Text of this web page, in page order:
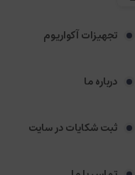
تجهیزات آکواریوم
درباره ما
ثبت شکایات در سایت